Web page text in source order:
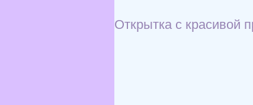
Открытка с красивой